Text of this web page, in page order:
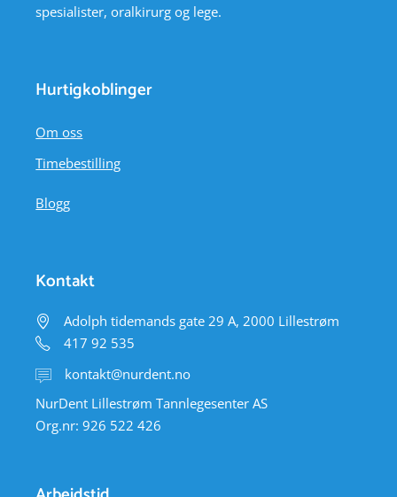
spesialister, oralkirurg og lege.
Hurtigkoblinger
Om oss
Timebestilling
Blogg
Kontakt
Adolph tidemands gate 29 A, 2000 Lillestrøm
417 92 535
kontakt@nurdent.no
NurDent Lillestrøm Tannlegesenter AS
Org.nr: 926 522 426